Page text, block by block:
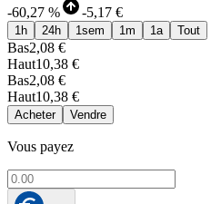
-60,27 % -5,17 €
1h 24h 1sem 1m 1a Tout
Bas2,08 €
Haut10,38 €
Bas2,08 €
Haut10,38 €
Acheter Vendre
Vous payez